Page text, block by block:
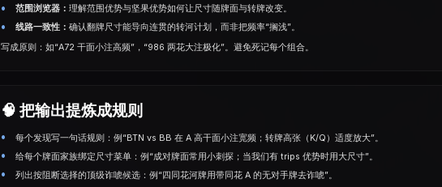
范围浏览器：理解范围优势与坚果优势如何让尺⼨随牌面与转牌改变。
线路一致性：确认翻牌尺⼨能导向连贯的转河计划，而非把频率“搁浅”。
写成原则：如“A72 干面小注高频”，“986 两花大注极化”。避免死记每个组合。
🧠 把输出提炼成规则
每个发现写一句话规则：例“BTN vs BB 在 A 高干面小注宽频；转牌高张（K/Q）适度放大”。
给每个牌面家族绑定尺⼨菜单：例“成对牌面常用小刺探；当我们有 trips 优势时用大尺⼨”。
列出按阻断选择的顶级诈唬候选：例“四同花河牌用带同花 A 的无对手牌去诈唬”。